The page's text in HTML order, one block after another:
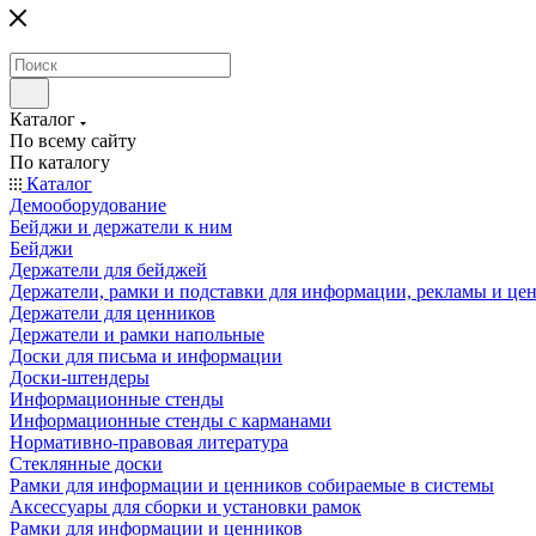
Каталог
По всему сайту
По каталогу
Каталог
Демооборудование
Бейджи и держатели к ним
Бейджи
Держатели для бейджей
Держатели, рамки и подставки для информации, рекламы и
Держатели для ценников
Держатели и рамки напольные
Доски для письма и информации
Доски-штендеры
Информационные стенды
Информационные стенды с карманами
Нормативно-правовая литература
Стеклянные доски
Рамки для информации и ценников собираемые в системы
Аксессуары для сборки и установки рамок
Рамки для информации и ценников